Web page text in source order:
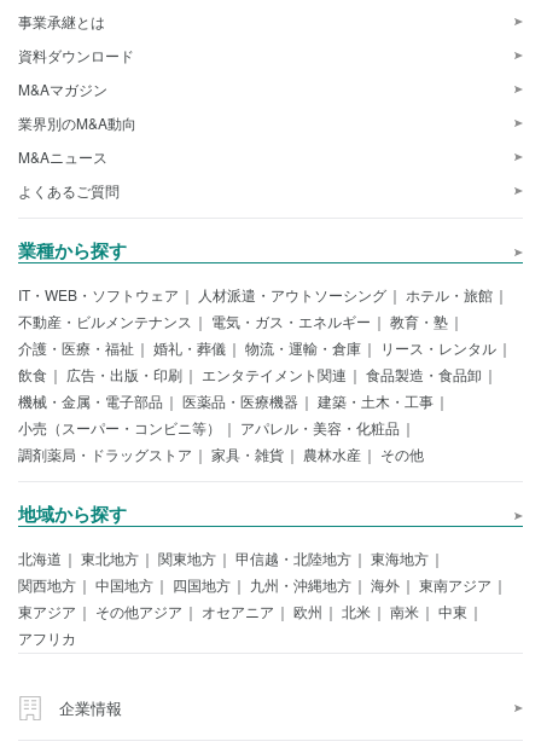
事業承継とは
資料ダウンロード
M&Aマガジン
業界別のM&A動向
M&Aニュース
よくあるご質問
業種から探す
IT・WEB・ソフトウェア 人材派遣・アウトソーシング
ホテル・旅館
不動産・ビルメンテナンス
電気・ガス・エネルギー
教育・塾
介護・医療・福祉
婚礼・葬儀 物流・運輸・倉庫
リース・レンタル
飲食
広告・出版・印刷 エンタテイメント関連
食品製造・食品卸
機械・金属・電子部品
医薬品・医療機器
建築・土木・工事
小売（スーパー・コンビニ等）
アパレル・美容・化粧品
調剤薬局・ドラッグストア
家具・雑貨 農林水産 その他
地域から探す
北海道 東北地方 関東地方 甲信越・北陸地方
東海地方
関西地方
中国地方 四国地方 九州・沖縄地方 海外
東南アジア
東アジア
その他アジア オセアニア 欧州 北米 南米
中東
アフリカ
企業情報